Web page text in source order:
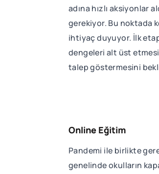
adına hızlı aksiyonlar
gerekiyor. Bu noktada
ihtiyaç duyuyor. İlk
dengeleri alt üst
talep göstermesini
Online Eğitim
Pandemi ile birlikte
genelinde okulların